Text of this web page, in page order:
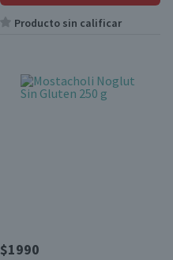
Producto sin calificar
$1990